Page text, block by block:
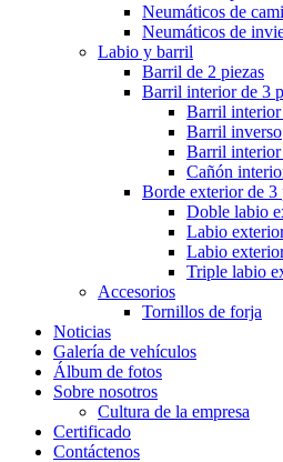
Neumáticos de
Neumáticos de
Labio y barril
Barril de 2 piezas
Barril interior de 3
Barril interior
Barril inverso
Barril interior
Cañón
Borde exterior de 3
Doble labio
Labio
Labio
Triple labio
Accesorios
Tornillos de forja
Noticias
Galería de vehículos
Álbum de fotos
Sobre nosotros
Cultura de la empresa
Certificado
Contáctenos